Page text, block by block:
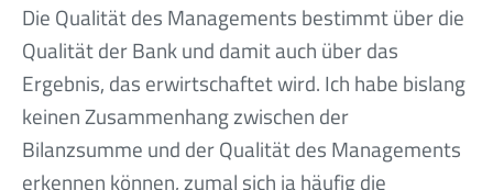
Die Qualität des Managements bestimmt über die
Qualität der Bank und damit auch über das
Ergebnis, das erwirtschaftet wird. Ich habe bislang
keinen Zusammenhang zwischen der
Bilanzsumme und der Qualität des Managements
erkennen können, zumal sich ja häufig die